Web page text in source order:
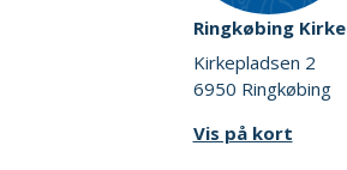
Ringkøbing Kirke
Kirkepladsen 2
6950 Ringkøbing
Vis på kort